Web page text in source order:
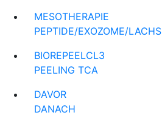
MESOTHERAPIE
PEPTIDE/EXOZOME/LACHS
BIOREPEELCL3
PEELING TCA
DAVOR
DANACH